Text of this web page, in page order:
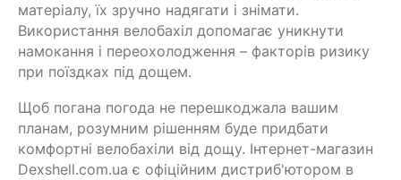
матеріалу, їх зручно надягати і знімати.
Використання велобахіл допомагає уникнути
намокання і переохолодження – факторів ризику
при поїздках під дощем.
Щоб погана погода не перешкоджала вашим
планам, розумним рішенням буде придбати
комфортні велобахіли від дощу. Інтернет-магазин
Dexshell.com.ua є офіційним дистриб'ютором в